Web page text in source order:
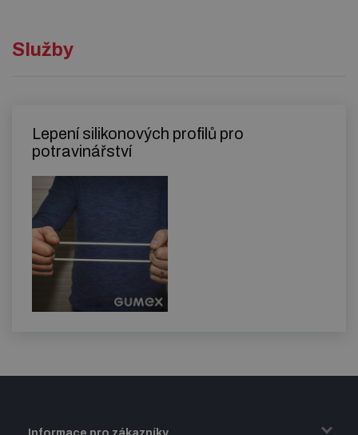
Služby
Lepení silikonových profilů pro
potravinářství